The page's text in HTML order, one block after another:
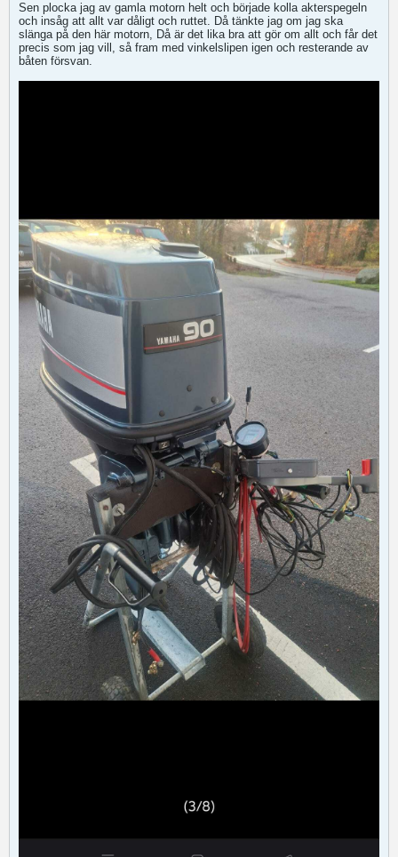
Sen plocka jag av gamla motorn helt och började kolla akterspegeln
och insåg att allt var dåligt och ruttet. Då tänkte jag om jag ska
slänga på den här motorn, Då är det lika bra att gör om allt och får det
precis som jag vill, så fram med vinkelslipen igen och resterande av
båten försvan.